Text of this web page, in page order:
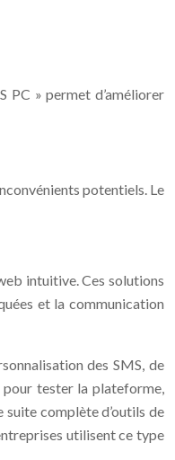
PC » permet d’améliorer
potentiels. Le
intuitive. Ces solutions
et la communication
des SMS, de
pour tester la plateforme,
complète d’outils de
utilisent ce type